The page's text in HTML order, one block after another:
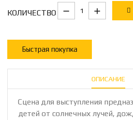
КОЛИЧЕСТВО
Быстрая покупка
ОПИСАНИЕ
Сцена для выступления
детей от солнечных лучей,